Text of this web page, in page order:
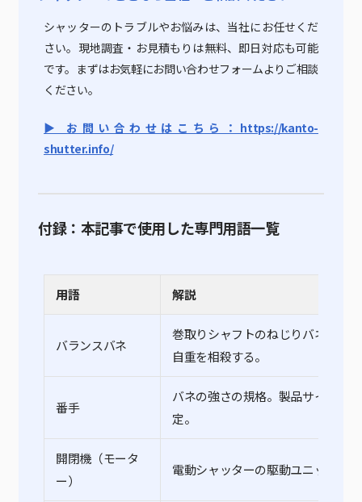
シャッターのトラブルやお悩みは、当社にお任せくだ
さい。現地調査・お見積もりは無料、即日対応も可能
です。まずはお気軽にお問い合わせフォームよりご相談
ください。
▶ お問い合わせはこちら：https://kanto-
shutter.info/
付録：本記事で使用した専門用語一覧
用語 解説
バランスバネ
巻取りシャフトのねじりバネ。シ
自重を相殺する。
番手
バネの強さの規格。製品サイズに
定。
開閉機（モータ
ー）
電動シャッターの駆動ユニット。